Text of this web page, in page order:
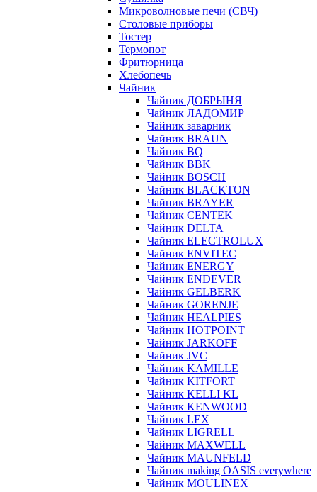
Микроволновые печи (СВЧ)
Столовые приборы
Тостер
Термопот
Фритюрница
Хлебопечь
Чайник
Чайник ДОБРЫНЯ
Чайник ЛАДОМИР
Чайник заварник
Чайник BRAUN
Чайник BQ
Чайник BBK
Чайник BOSCH
Чайник BLACKTON
Чайник BRAYER
Чайник CENTEK
Чайник DELTA
Чайник ELECTROLUX
Чайник ENVITEC
Чайник ENERGY
Чайник ENDEVER
Чайник GELBERK
Чайник GORENJE
Чайник HEALPIES
Чайник HOTPOINT
Чайник JARKOFF
Чайник JVC
Чайник KAMILLE
Чайник KITFORT
Чайник KELLI KL
Чайник KENWOOD
Чайник LEX
Чайник LIGRELL
Чайник MAXWELL
Чайник MAUNFELD
Чайник making OASIS everywhere
Чайник MOULINEX